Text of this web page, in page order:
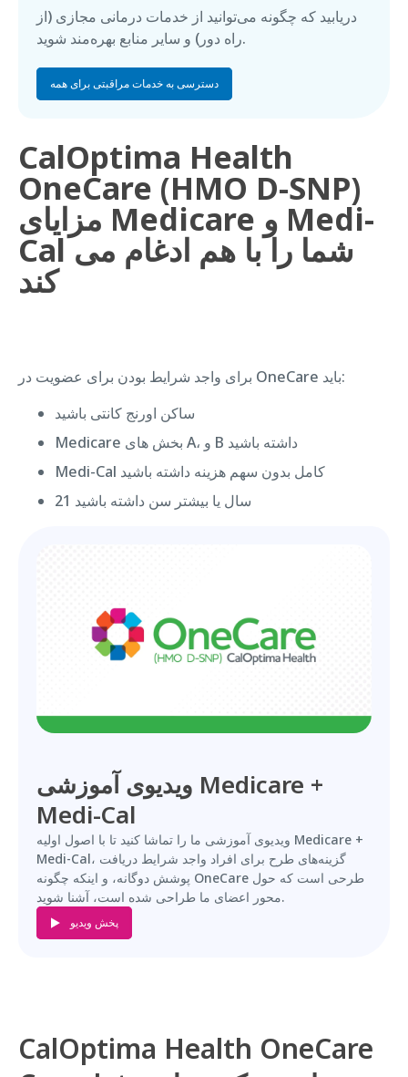
دریابید که چگونه می‌توانید از خدمات درمانی مجازی (از
راه دور) و سایر منابع بهره‌مند شوید.
دسترسی به خدمات مراقبتی برای همه
CalOptima Health
OneCare (HMO D-SNP)
مزایای Medicare و Medi-
Cal شما را با هم ادغام می
کند
برای واجد شرایط بودن برای عضویت در OneCare باید:
ساکن اورنج کانتی باشید
Medicare بخش های A، و B داشته باشید
Medi-Cal کامل بدون سهم هزینه داشته باشید
21 سال یا بیشتر سن داشته باشید
ویدیوی آموزشی Medicare +
Medi-Cal
ویدیوی آموزشی ما را تماشا کنید تا با اصول اولیه Medicare +
Medi-Cal، گزینه‌های طرح برای افراد واجد شرایط دریافت
پوشش دوگانه، و اینکه چگونه OneCare طرحی است که حول
محور اعضای ما طراحی شده است، آشنا شوید.
پخش ویدیو
CalOptima Health OneCare